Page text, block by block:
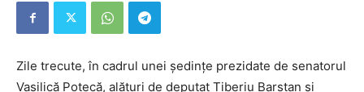
Zile trecute, în cadrul unei ședințe prezidate de senatorul
Vasilică Potecă, alături de deputat Tiberiu Barstan și